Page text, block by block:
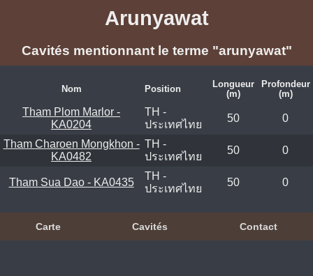
Arunyawat
Cavités mentionnant le terme "arunyawat"
Nom Position
Longueur
(m)
Profondeur
(m)
Tham Plom Marlor -
KA0204
TH -
ประเทศไทย
50 0
Tham Charoen Mongkhon -
KA0482
TH -
ประเทศไทย
50 0
Tham Sua Dao - KA0435
TH -
ประเทศไทย
50 0
Carte Cavités Contact